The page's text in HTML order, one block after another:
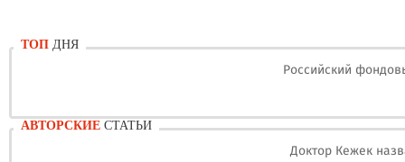
ТОП ДНЯ
Российский
АВТОРСКИЕ СТАТЬИ
Доктор Кежек